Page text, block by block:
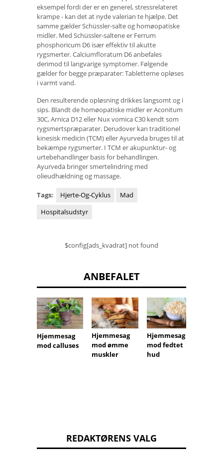
eksempel fordi der er en generel, stressrelateret
krampe - kan det at nyde valerian te hjælpe. Det
samme gælder Schüssler-salte og homøopatiske
midler. Med Schüssler-saltene er Ferrum
phosphoricum D6 især effektiv til akutte
rygsmerter. Calciumfloratum D6 anbefales
derimod til langvarige symptomer. Følgende
gælder for begge præparater: Tabletterne opløses
i varmt vand.
Den resulterende opløsning drikkes langsomt og i
sips. Blandt de homøopatiske midler er Aconitum
30C, Arnica D12 eller Nux vomica C30 kendt som
rygsmertspræparater. Derudover kan traditionel
kinesisk medicin (TCM) eller Ayurveda bruges til at
bekæmpe rygsmerter. I TCM er akupunktur- og
urtebehandlinger basis for behandlingen.
Ayurveda bringer smertelindring med
olieudhældning og massage.
Tags: Hjerte-Og-Cyklus
Mad
Hospitalsudstyr
$config[ads_kvadrat] not found
ANBEFALET
Hjemmesag
mod calluses
Hjemmesag
mod ømme
muskler
Hjemmesag
mod fedtet
hud
REDAKTØRENS VALG